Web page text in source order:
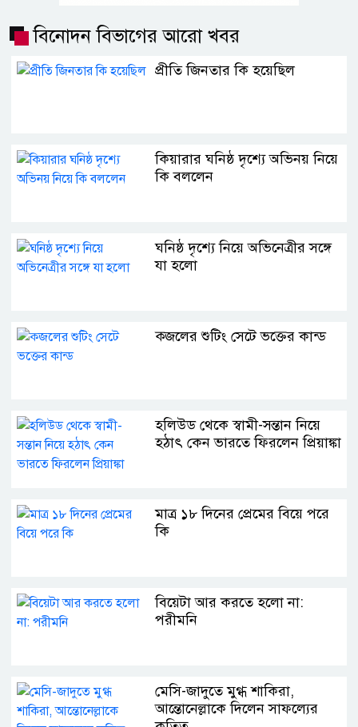
বিনোদন বিভাগের আরো খবর
প্রীতি জিনতার কি হয়েছিল
কিয়ারার ঘনিষ্ঠ দৃশ্যে অভিনয় নিয়ে
কি বললেন
ঘনিষ্ঠ দৃশ্যে নিয়ে অভিনেত্রীর সঙ্গে
যা হলো
ক্জলের শুটিং সেটে ভক্তের কান্ড
হলিউড থেকে স্বামী-সন্তান নিয়ে
হঠাৎ কেন ভারতে ফিরলেন প্রিয়াঙ্কা
মাত্র ১৮ দিনের প্রেমের বিয়ে পরে
কি
বিয়েটা আর করতে হলো না:
পরীমনি
মেসি-জাদুতে মুগ্ধ শাকিরা,
আন্তোনেল্লাকে দিলেন সাফল্যের